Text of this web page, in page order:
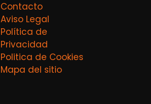
Contacto
Aviso Legal
Política de
Privacidad
Politica de Cookies
Mapa del sitio